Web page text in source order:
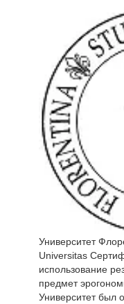
Исследование
экологических
продукции на
цикла
производство,
утилизация):
матрасы с
Alfabed, подушки
компетентности,
и продукт
стандартов
Испытания
европейскими
(ISO) и
ANSI).
Университет
Universitas
использование
предмет
Университет был